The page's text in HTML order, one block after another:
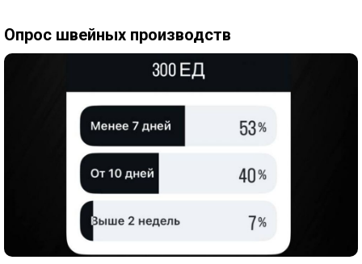
Опрос швейных производств